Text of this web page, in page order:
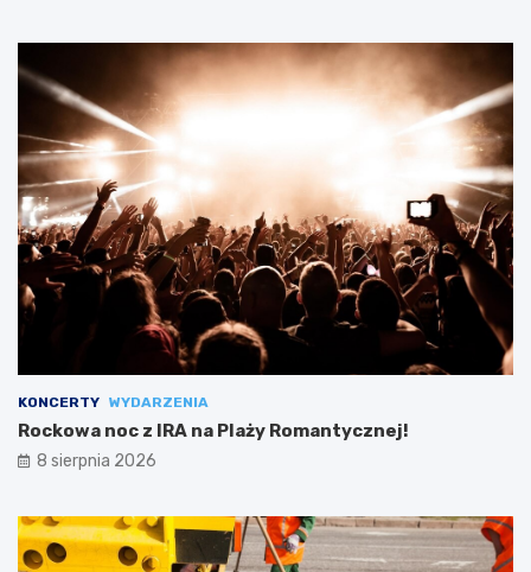
KONCERTY WYDARZENIA
Rockowa noc z IRA na Plaży Romantycznej!
8 sierpnia 2026